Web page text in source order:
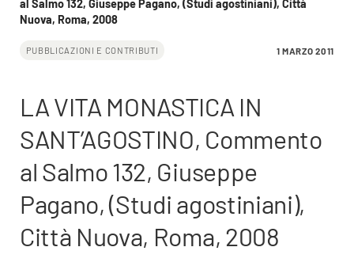
al Salmo 132, Giuseppe Pagano, (Studi agostiniani), Città
Nuova, Roma, 2008
PUBBLICAZIONI E CONTRIBUTI 1 MARZO 2011
LA VITA MONASTICA IN
SANT’AGOSTINO, Commento
al Salmo 132, Giuseppe
Pagano, (Studi agostiniani),
Città Nuova, Roma, 2008